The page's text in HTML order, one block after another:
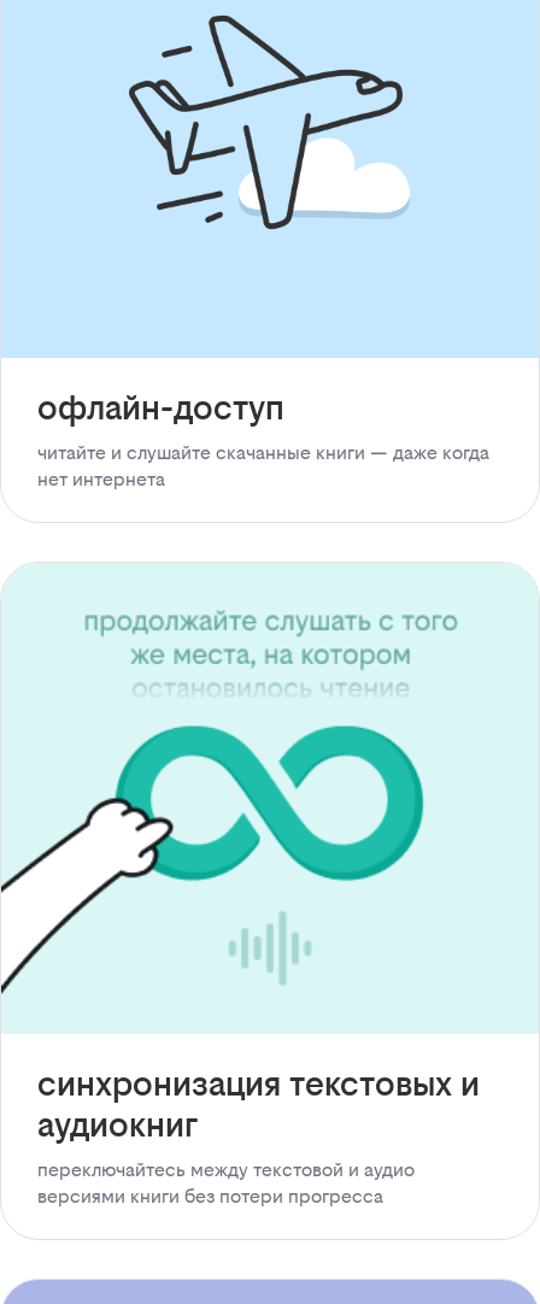
офлайн-доступ
читайте и слушайте скачанные книги — даже когда
нет интернета
синхронизация текстовых и
аудиокниг
переключайтесь между текстовой и аудио
версиями книги без потери прогресса